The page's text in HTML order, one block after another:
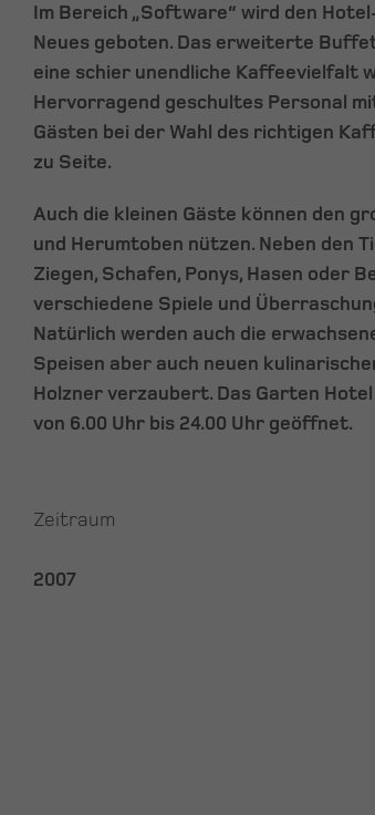
Im Bereich „Software“ wird den
Neues geboten. Das erweiterte
eine schier unendliche Kaffeevielfalt
Hervorragend geschultes Personal
Gästen bei der Wahl des richtigen
zu Seite.
Auch die kleinen Gäste können den
und Herumtoben nützen. Neben den
Ziegen, Schafen, Ponys, Hasen oder
verschiedene Spiele und
Natürlich werden auch die
Speisen aber auch neuen
Holzner verzaubert. Das Garten
von 6.00 Uhr bis 24.00 Uhr geöffnet.
Zeitraum
2007